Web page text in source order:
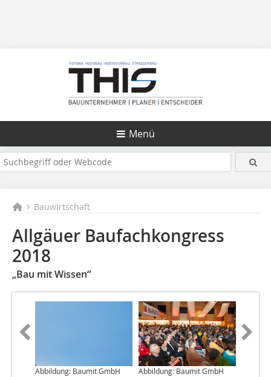
Menü
Bauwirtschaft
Allgäuer Baufachkongress
2018
„Bau mit Wissen“
Abbildung: Baumit GmbH Abbildung: Baumit GmbH